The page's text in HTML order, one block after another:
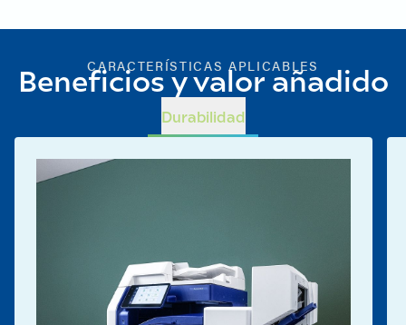
CARACTERÍSTICAS APLICABLES
Beneficios y valor añadido
Durabilidad